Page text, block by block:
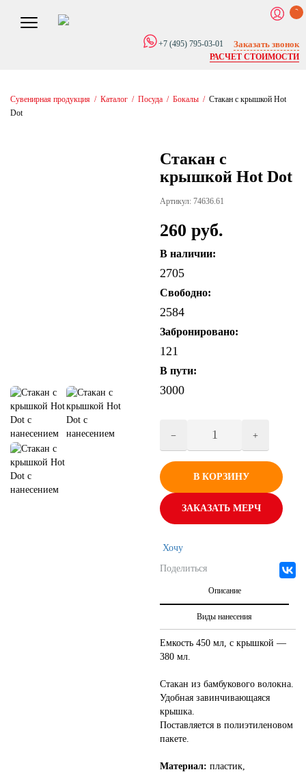
0
+7 (495) 795-03-01 Заказать звонок
РАСЧЕТ СТОИМОСТИ
Сувенирная продукция / Каталог / Посуда / Бокалы / Стакан с крышкой Hot
Dot
Стакан с
крышкой Hot Dot
Артикул: 74636.61
260 руб.
В наличии:
2705
Свободно:
2584
Забронировано:
121
В пути:
3000
В КОРЗИНУ
ЗАКАЗАТЬ МЕРЧ
Хочу
Поделиться
Описание
Виды нанесения
Емкость 450 мл, с крышкой —
380 мл.
Стакан из бамбукового волокна.
Удобная завинчивающаяся
крышка.
Поставляется в полиэтиленовом
пакете.
Материал: пластик,